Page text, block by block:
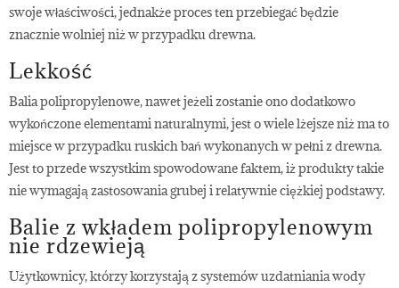
swoje właściwości, jednakże proces ten przebiegać będzie
znacznie wolniej niż w przypadku drewna.
Lekkość
Balia polipropylenowe, nawet jeżeli zostanie ono dodatkowo
wykończone elementami naturalnymi, jest o wiele lżejsze niż ma to
miejsce w przypadku ruskich bań wykonanych w pełni z drewna.
Jest to przede wszystkim spowodowane faktem, iż produkty takie
nie wymagają zastosowania grubej i relatywnie ciężkiej podstawy.
Balie z wkładem polipropylenowym
nie rdzewieją
Użytkownicy, którzy korzystają z systemów uzdatniania wody